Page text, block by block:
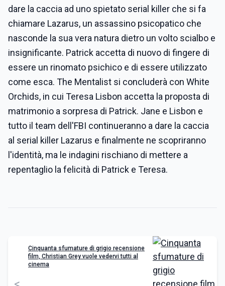
dare la caccia ad uno spietato serial killer che si fa
chiamare Lazarus, un assassino psicopatico che
nasconde la sua vera natura dietro un volto scialbo e
insignificante. Patrick accetta di nuovo di fingere di
essere un rinomato psichico e di essere utilizzato
come esca. The Mentalist si concluderà con White
Orchids, in cui Teresa Lisbon accetta la proposta di
matrimonio a sorpresa di Patrick. Jane e Lisbon e
tutto il team dell'FBI continueranno a dare la caccia
al serial killer Lazarus e finalmente ne scopriranno
l'identità, ma le indagini rischiano di mettere a
repentaglio la felicità di Patrick e Teresa.
Cinquanta sfumature di grigio recensione
film, Christian Grey vuole vedervi tutti al
cinema